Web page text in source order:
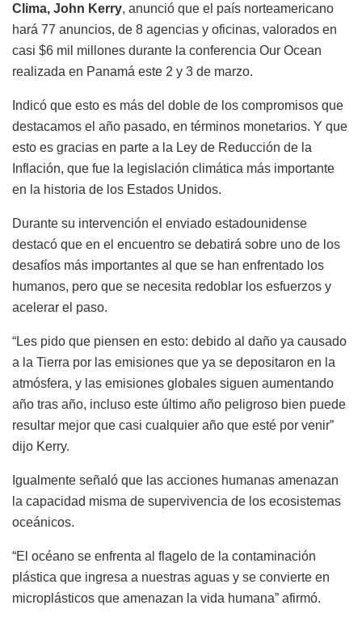
Clima, John Kerry, anunció que el país norteamericano
hará 77 anuncios, de 8 agencias y oficinas, valorados en
casi $6 mil millones durante la conferencia Our Ocean
realizada en Panamá este 2 y 3 de marzo.
Indicó que esto es más del doble de los compromisos que
destacamos el año pasado, en términos monetarios. Y que
esto es gracias en parte a la Ley de Reducción de la
Inflación, que fue la legislación climática más importante
en la historia de los Estados Unidos.
Durante su intervención el enviado estadounidense
destacó que en el encuentro se debatirá sobre uno de los
desafíos más importantes al que se han enfrentado los
humanos, pero que se necesita redoblar los esfuerzos y
acelerar el paso.
“Les pido que piensen en esto: debido al daño ya causado
a la Tierra por las emisiones que ya se depositaron en la
atmósfera, y las emisiones globales siguen aumentando
año tras año, incluso este último año peligroso bien puede
resultar mejor que casi cualquier año que esté por venir”
dijo Kerry.
Igualmente señaló que las acciones humanas amenazan
la capacidad misma de supervivencia de los ecosistemas
oceánicos.
“El océano se enfrenta al flagelo de la contaminación
plástica que ingresa a nuestras aguas y se convierte en
microplásticos que amenazan la vida humana” afirmó.